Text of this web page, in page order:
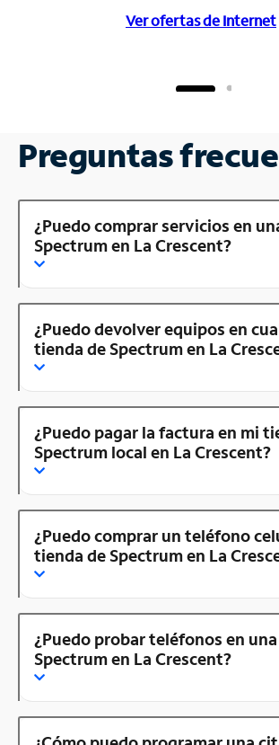
Ver ofertas de Internet
Preguntas
¿Puedo comprar servicios en
Spectrum en La Crescent?
¿Puedo devolver equipos en
tienda de Spectrum en La
¿Puedo pagar la factura en mi
Spectrum local en La Crescent?
¿Puedo comprar un teléfono
tienda de Spectrum en La
¿Puedo probar teléfonos en
Spectrum en La Crescent?